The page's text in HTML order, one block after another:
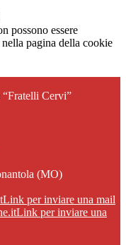
possono essere
pagina della cookie
Cervi”
(MO)
Link per inviare una mail
Link per inviare una